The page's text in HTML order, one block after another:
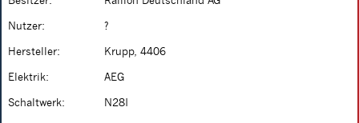
Nutzer: ?
Hersteller: Krupp, 4406
Elektrik: AEG
Schaltwerk: N28I